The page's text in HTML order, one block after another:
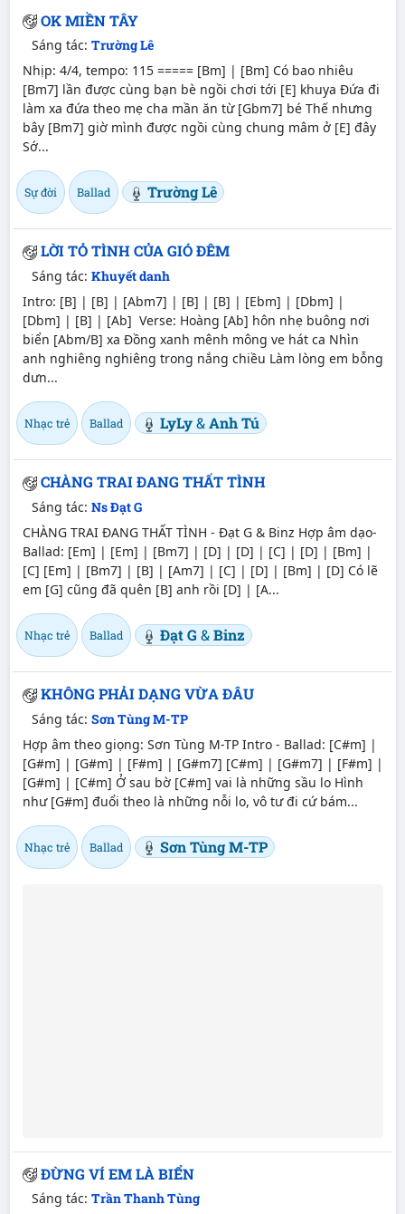
OK MIỀN TÂY
Sáng tác: Trường Lê
Nhịp: 4/4, tempo: 115 ===== [Bm] | [Bm] Có bao nhiêu
[Bm7] lần được cùng bạn bè ngồi chơi tới [E] khuya Đứa đi
làm xa đứa theo mẹ cha mần ăn từ [Gbm7] bé Thế nhưng
bây [Bm7] giờ mình được ngồi cùng chung mâm ở [E] đây
Sớ...
Sự đời Ballad Trường Lê
LỜI TỎ TÌNH CỦA GIÓ ĐÊM
Sáng tác: Khuyết danh
Intro: [B] | [B] | [Abm7] | [B] | [B] | [Ebm] | [Dbm] |
[Dbm] | [B] | [Ab] Verse: Hoàng [Ab] hôn nhẹ buông nơi
biển [Abm/B] xa Đồng xanh mênh mông ve hát ca Nhìn
anh nghiêng nghiêng trong nắng chiều Làm lòng em bỗng
dưn...
Nhạc trẻ Ballad LyLy&Anh Tú
CHÀNG TRAI ĐANG THẤT TÌNH
Sáng tác: Ns Đạt G
CHÀNG TRAI ĐANG THẤT TÌNH - Đạt G & Binz Hợp âm dạo-
Ballad: [Em] | [Em] | [Bm7] | [D] | [D] | [C] | [D] | [Bm] |
[C] [Em] | [Bm7] | [B] | [Am7] | [C] | [D] | [Bm] | [D] Có lẽ
em [G] cũng đã quên [B] anh rồi [D] | [A...
Nhạc trẻ Ballad Đạt G &Binz
KHÔNG PHẢI DẠNG VỪA ĐÂU
Sáng tác: Sơn Tùng M-TP
Hợp âm theo giọng: Sơn Tùng M-TP Intro - Ballad: [C#m] |
[G#m] | [G#m] | [F#m] | [G#m7] [C#m] | [G#m7] | [F#m] |
[G#m] | [C#m] Ở sau bờ [C#m] vai là những sầu lo Hình
như [G#m] đuổi theo là những nỗi lo, vô tư đi cứ bám...
Nhạc trẻ Ballad Sơn Tùng M-TP
ĐỪNG VÍ EM LÀ BIỂN
Sáng tác: Trần Thanh Tùng